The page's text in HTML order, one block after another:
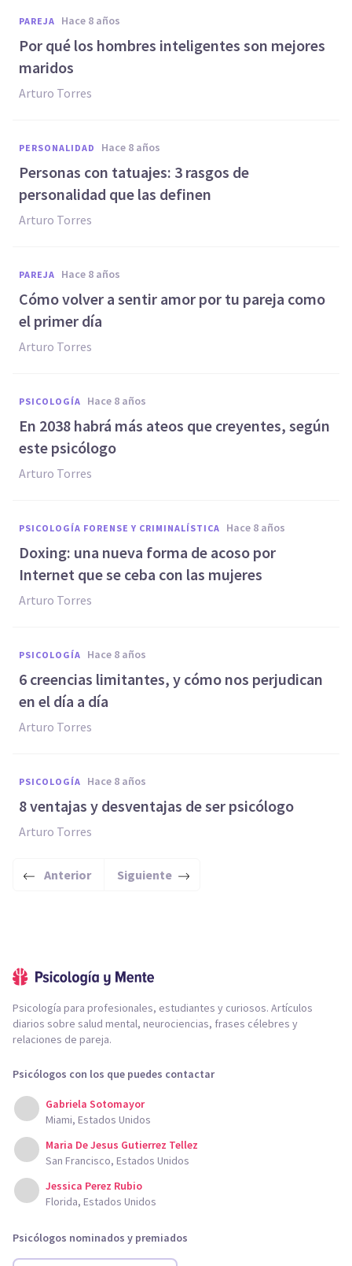
PAREJA hace 8 años
Por qué los hombres inteligentes son mejores
maridos
Arturo Torres
PERSONALIDAD hace 8 años
Personas con tatuajes: 3 rasgos de
personalidad que las definen
Arturo Torres
PAREJA hace 8 años
Cómo volver a sentir amor por tu pareja como
el primer día
Arturo Torres
PSICOLOGÍA hace 8 años
En 2038 habrá más ateos que creyentes, según
este psicólogo
Arturo Torres
PSICOLOGÍA FORENSE Y CRIMINALÍSTICA hace 8 años
Doxing: una nueva forma de acoso por
Internet que se ceba con las mujeres
Arturo Torres
PSICOLOGÍA hace 8 años
6 creencias limitantes, y cómo nos perjudican
en el día a día
Arturo Torres
PSICOLOGÍA hace 8 años
8 ventajas y desventajas de ser psicólogo
Arturo Torres
Anterior Siguiente
Psicología para profesionales, estudiantes y curiosos. Artículos
diarios sobre salud mental, neurociencias, frases célebres y
relaciones de pareja.
Psicólogos con los que puedes contactar
Gabriela Sotomayor
Miami, Estados Unidos
Maria De Jesus Gutierrez Tellez
San Francisco, Estados Unidos
Jessica Perez Rubio
Florida, Estados Unidos
Psicólogos nominados y premiados